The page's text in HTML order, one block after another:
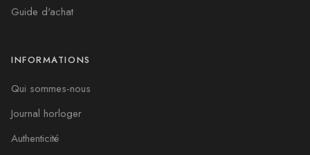
Guide d'achat
INFORMATIONS
Qui sommes-nous
Journal horloger
Authenticité